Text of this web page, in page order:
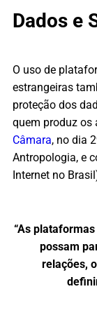
Dados e
O uso de
estrangeiras
proteção dos
quem produz os
Câmara, no dia
Antropologia, e
Internet no
“As
possam
relações,